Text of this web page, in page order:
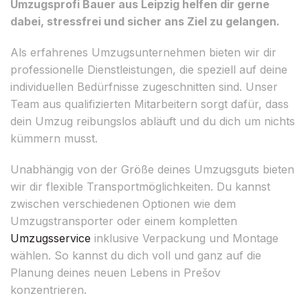
Umzugsprofi Bauer aus Leipzig helfen dir gerne
dabei, stressfrei und sicher ans Ziel zu gelangen.
Als erfahrenes Umzugsunternehmen bieten wir dir
professionelle Dienstleistungen, die speziell auf deine
individuellen Bedürfnisse zugeschnitten sind. Unser
Team aus qualifizierten Mitarbeitern sorgt dafür, dass
dein Umzug reibungslos abläuft und du dich um nichts
kümmern musst.
Unabhängig von der Größe deines Umzugsguts bieten
wir dir flexible Transportmöglichkeiten. Du kannst
zwischen verschiedenen Optionen wie dem
Umzugstransporter oder einem kompletten
Umzugsservice inklusive Verpackung und Montage
wählen. So kannst du dich voll und ganz auf die
Planung deines neuen Lebens in Prešov
konzentrieren.